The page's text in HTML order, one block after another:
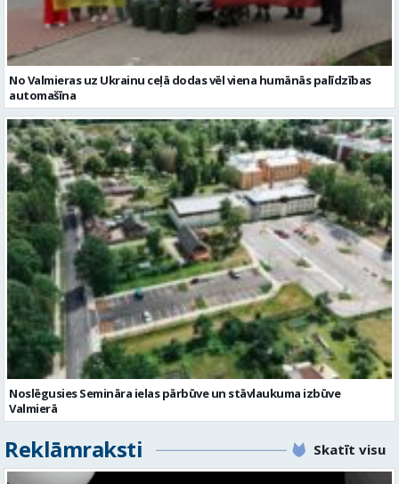
Noslēgusies Semināra ielas pārbūve un stāvlaukuma izbūve
Valmierā
Reklāmraksti Skatīt visu